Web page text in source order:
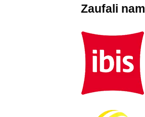
Zaufali nam